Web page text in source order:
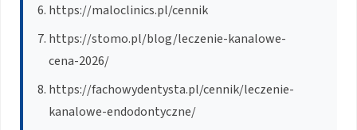
https://maloclinics.pl/cennik
https://stomo.pl/blog/leczenie-kanalowe-
cena-2026/
https://fachowydentysta.pl/cennik/leczenie-
kanalowe-endodontyczne/